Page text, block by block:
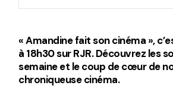
« Amandine fait son cinéma »,
à 18h30 sur RJR. Découvrez les
semaine et le coup de cœur de
chroniqueuse cinéma.